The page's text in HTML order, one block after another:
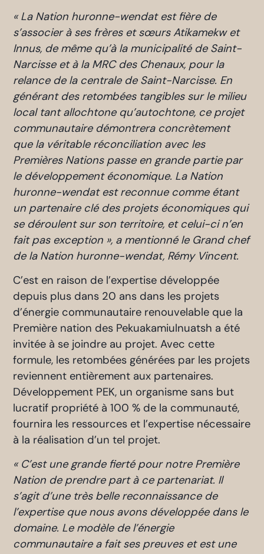
« La Nation huronne-wendat est fière de
s’associer à ses frères et sœurs Atikamekw et
Innus, de même qu’à la municipalité de Saint-
Narcisse et à la MRC des Chenaux, pour la
relance de la centrale de Saint-Narcisse. En
générant des retombées tangibles sur le milieu
local tant allochtone qu’autochtone, ce projet
communautaire démontrera concrètement
que la véritable réconciliation avec les
Premières Nations passe en grande partie par
le développement économique. La Nation
huronne-wendat est reconnue comme étant
un partenaire clé des projets économiques qui
se déroulent sur son territoire, et celui-ci n’en
fait pas exception », a mentionné le Grand chef
de la Nation huronne-wendat, Rémy Vincent.
C’est en raison de l’expertise développée
depuis plus dans 20 ans dans les projets
d’énergie communautaire renouvelable que la
Première nation des Pekuakamiulnuatsh a été
invitée à se joindre au projet. Avec cette
formule, les retombées générées par les projets
reviennent entièrement aux partenaires.
Développement PEK, un organisme sans but
lucratif propriété à 100 % de la communauté,
fournira les ressources et l’expertise nécessaire
à la réalisation d’un tel projet.
« C’est une grande fierté pour notre Première
Nation de prendre part à ce partenariat. Il
s’agit d’une très belle reconnaissance de
l’expertise que nous avons développée dans le
domaine. Le modèle de l’énergie
communautaire a fait ses preuves et est une